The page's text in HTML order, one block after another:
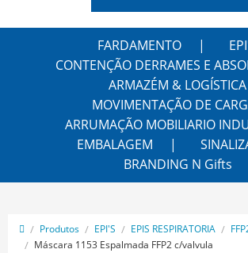
FARDAMENTO
CONTENÇÃO DERRAMES E
ARMAZÉM & LOGÍSTICA
MOVIMENTAÇÃO DE
ARRUMAÇÃO MOBILIARIO
EMBALAGEM
BRANDING N Gifts
Produtos EPI'S EPIS RESPIRATORIA
Máscara 1153 Espalmada FFP2 c/valvula